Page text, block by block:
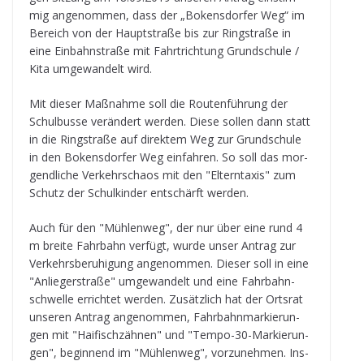
b
o
o
n
g
e
A
p
p
a
d
s
r
a
m
mig ange­nom­men, dass der „Bokens­dor­fer Weg“ im
Bereich von der Haupt­straße bis zur Ring­straße in
eine Ein­bahn­straße mit Fahrt­rich­tung Grund­schule /
Kita umge­wan­delt wird.
Mit die­ser Maß­nahme soll die Rou­ten­füh­rung der
Schul­busse ver­än­dert wer­den. Diese sol­len dann statt
in die Ring­straße auf direk­tem Weg zur Grund­schule
in den Bokens­dor­fer Weg ein­fah­ren. So soll das mor­
gend­li­che Ver­kehrs­chaos mit den "Eltern­ta­xis" zum
Schutz der Schul­kin­der ent­schärft werden.
Auch für den "Müh­len­weg", der nur über eine rund 4
m breite Fahr­bahn ver­fügt, wurde unser Antrag zur
Ver­kehrs­be­ru­hi­gung ange­nom­men. Die­ser soll in eine
"Anlie­ger­straße" umge­wan­delt und eine Fahr­bahn­
schwelle errich­tet wer­den. Zusätz­lich hat der Orts­rat
unse­ren Antrag ange­nom­men, Fahr­bahn­mar­kie­run­
gen mit "Hai­fisch­zäh­nen" und "Tempo-30-Mar­kie­run­
gen", begin­nend im "Müh­len­weg", vor­zu­neh­men. Ins­